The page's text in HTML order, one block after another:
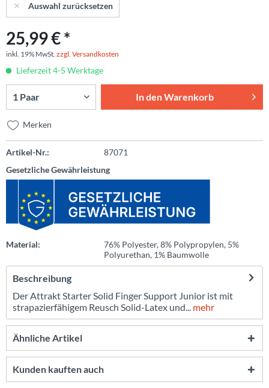
Auswahl zurücksetzen
25,99 € *
inkl. 19% MwSt. zzgl. Versandkosten
Lieferzeit 4-5 Werktage
In denWarenkorb
Merken
Artikel-Nr.:
87071
Gesetzliche Gewährleistung
Material:
76% Polyester, 8% Polypropylen, 5%
Polyurethan, 1% Baumwolle
Beschreibung
Der Attrakt Starter Solid Finger Support Junior ist mit
strapazierfähigem Reusch Solid-Latex und... mehr
Ähnliche Artikel
Kunden kauften auch